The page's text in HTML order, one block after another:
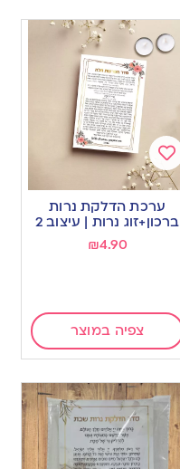
Add
wishlist
ערכת הדלקת נרות
ברכון+זוג נרות | עיצוב 2
₪4.90
צפיה במוצר